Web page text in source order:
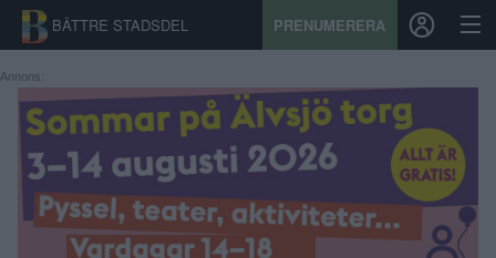
BÄTTRE STADSDEL PRENUMERERA
START
STADSDEL
PRENUMERATION
Annons: